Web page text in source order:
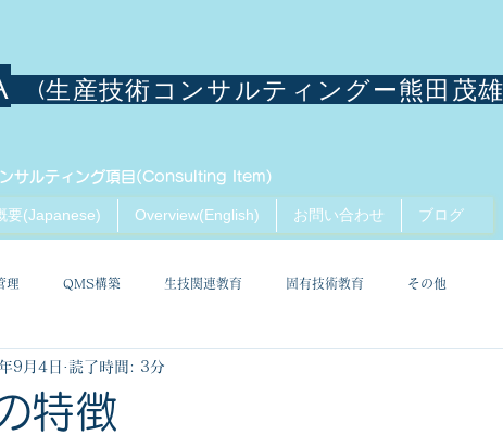
(生産技術コンサルティングー熊田茂雄
サルティング項目(Consulting Item)
要(Japanese) Overview(English) お問い合わせ ブログ
理 QMS構築 生技関連教育 固有技術教育 その他
特徴
9月4日 読了時間: 3分